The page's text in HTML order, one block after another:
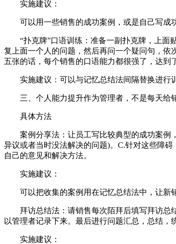
实施建议：
可以用一些销售的成功案例，或是自己写成功
“扑克牌”口语训练：准备一副扑克牌，上面贴
复上面一个人的问题，然后再问一个疑问句，依
五张的话，每个销售的口语能力都很强了，达到
实施建议：可以与记忆总结法间隔替换进行
三、个人能力提升作为管理者，不是每天给销
具体方法
案例分享法：让员工写比较典型的成功案例，
异议或者当时没法解决的问题)。C.针对这些障
自己的意见和解决方法。
实施建议：
可以把收集的案例用在记忆总结法中，让新销
拜访总结法：请销售每次陌拜后填写拜访总结
以管理者记录下来。最后进行问题汇总，总结，
实施建议：